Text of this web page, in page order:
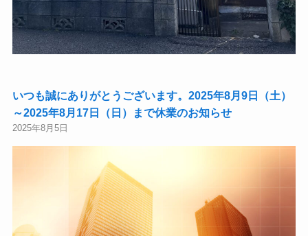
いつも誠にありがとうございます。2025年8月9日（土）
～2025年8月17日（日）まで休業のお知らせ
2025年8月5日